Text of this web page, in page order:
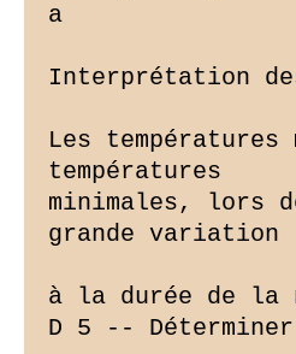
a
Interprétation
Les
températures
minimales, lors
grande variation
à la durée de la
D 5 --